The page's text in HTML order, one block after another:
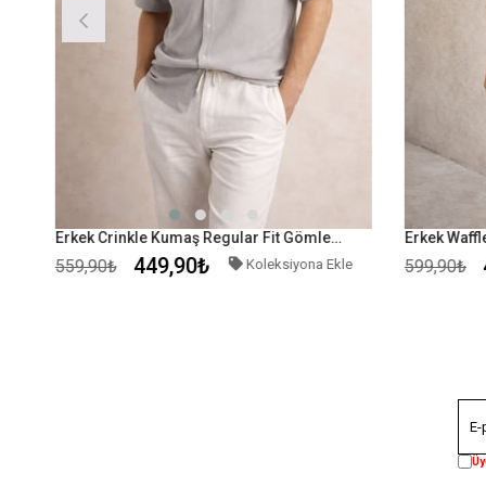
Erkek Crinkle Kumaş Regular Fit Gömlek Gri
449,90₺
559,90₺ Koleksiyona Ekle 599,90₺